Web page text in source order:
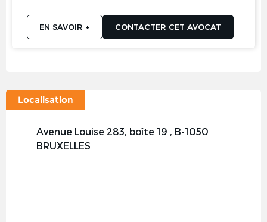
EN SAVOIR + CONTACTER CET AVOCAT
Localisation
Avenue Louise 283, boîte 19 , B-1050
BRUXELLES